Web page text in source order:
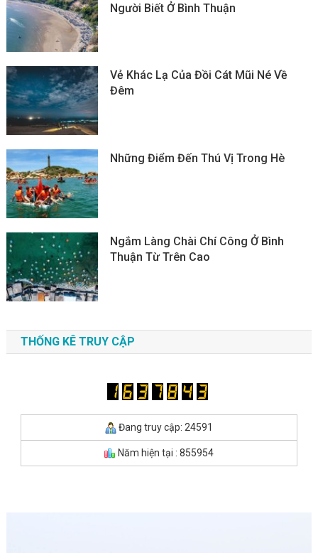
Người Biết Ở Bình Thuận
Vẻ Khác Lạ Của Đồi Cát Mũi Né Về
Đêm
Những Điểm Đến Thú Vị Trong Hè
Ngắm Làng Chài Chí Công Ở Bình
Thuận Từ Trên Cao
THỐNG KÊ TRUY CẬP
Đang truy cập: 24591
Năm hiện tại : 855954